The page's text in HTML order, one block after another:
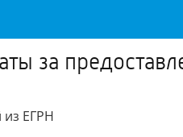
за
из ЕГРН